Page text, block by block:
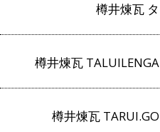
樽井煉瓦 タ
樽井煉瓦 TALUILENGA
樽井煉瓦 TARUI.GO